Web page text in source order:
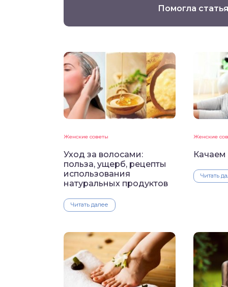
Помогла
Женские советы
Уход за волосами:
польза, ущерб, рецепты
использования
натуральных продуктов
Читать далее
Женские
Качаем
Читать